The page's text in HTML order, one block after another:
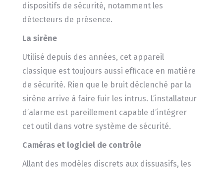
dispositifs de sécurité, notamment les
détecteurs de présence.
La sirène
Utilisé depuis des années, cet appareil
classique est toujours aussi efficace en matière
de sécurité. Rien que le bruit déclenché par la
sirène arrive à faire fuir les intrus. L’installateur
d’alarme est pareillement capable d’intégrer
cet outil dans votre système de sécurité.
Caméras et logiciel de contrôle
Allant des modèles discrets aux dissuasifs, les